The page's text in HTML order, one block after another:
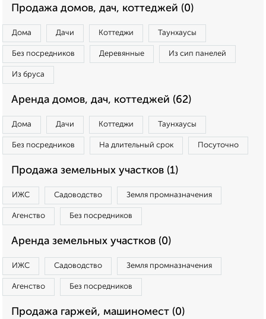
Продажа домов, дач, коттеджей (0)
Дома Дачи Коттеджи Таунхаусы
Без посредников Деревянные Из сип панелей
Из бруса
Аренда домов, дач, коттеджей (62)
Дома Дачи Коттеджи Таунхаусы
Без посредников На длительный срок Посуточно
Продажа земельных участков (1)
ИЖС Садоводство Земля промназначения
Агенство Без посредников
Аренда земельных участков (0)
ИЖС Садоводство Земля промназначения
Агенство Без посредников
Продажа гаржей, машиномест (0)